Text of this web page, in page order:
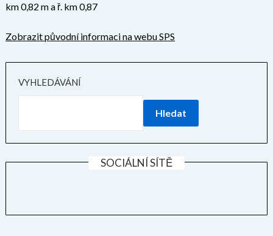
km 0,82 m a ř. km 0,87
Zobrazit původní informaci na webu SPS
VYHLEDÁVÁNÍ
Hledat
SOCIÁLNÍ SÍTĚ